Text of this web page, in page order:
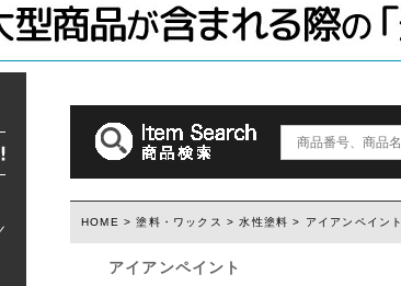
ダルトン
フック(ダルトン)
ウィルス・菌除去シート
HOME >塗料・ワックス >水性塗料 > アイアンペイント
アイアンペイント